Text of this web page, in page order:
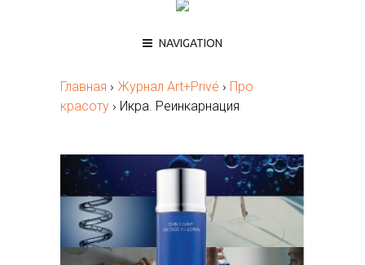
NAVIGATION
Главная › Журнал Art+Privé › Про
красоту › Икра. Реинкарнация